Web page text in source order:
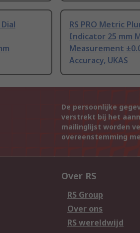
RS PRO Metric
Indicator 25 mm
Measurement
Accuracy, UKAS
De persoonlijke
verstrekt bij het
mailinglijst worden
overeenstemming
Over RS
RS Group
Over ons
RS wereldwijd